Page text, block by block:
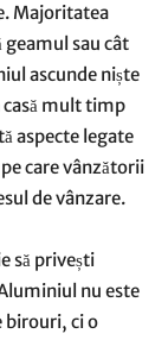
Majoritatea
geamul sau cât
ascunde niște
casă mult timp
aspecte legate
care vânzătorii
de vânzare.
să privești
nu este
birouri, ci o